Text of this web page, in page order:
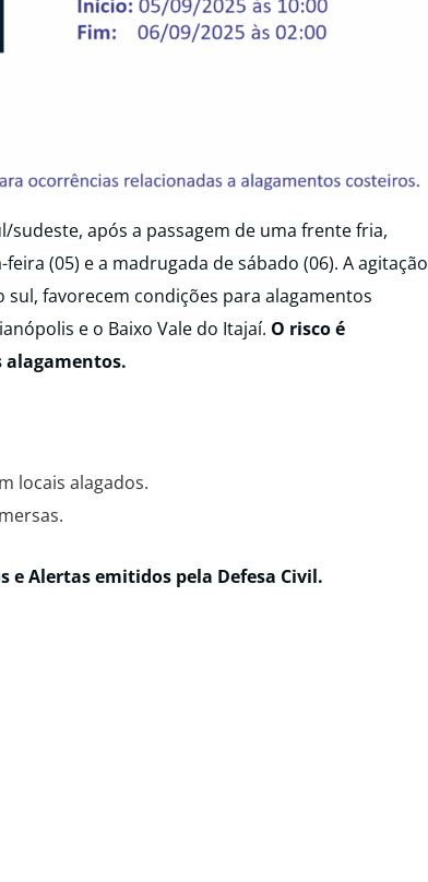
após a passagem de uma frente fria,
(05) e a madrugada de sábado (06). A agitação
favorecem condições para alagamentos
e o Baixo Vale do Itajaí. O risco é
alagamentos.
locais alagados.
e Alertas emitidos pela Defesa Civil.